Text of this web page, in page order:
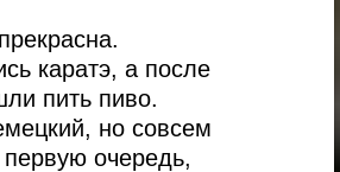
каратэ, а после
пить пиво.
но совсем
очередь,